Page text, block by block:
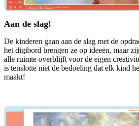
Aan de slag!
De kinderen gaan aan de slag met de
het digibord brengen ze op ideeën, maar
alle ruimte overblijft voor de eigen
is tenslotte niet de bedoeling dat elk kind
maakt!